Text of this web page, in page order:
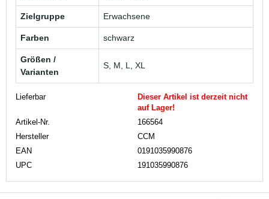
Zielgruppe Erwachsene
Farben schwarz
Größen /
Varianten
S, M, L, XL
Lieferbar
Dieser Artikel ist derzeit nicht
auf Lager!
Artikel-Nr.
166564
Hersteller
CCM
EAN
0191035990876
UPC
191035990876